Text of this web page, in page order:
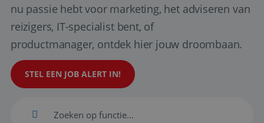
nu passie hebt voor marketing, het adviseren van
reizigers, IT-specialist bent, of
productmanager, ontdek hier jouw droombaan.
STEL EEN JOB ALERT IN!